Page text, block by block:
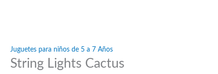
Juguetes para niños de 5 a 7 Años
String Lights Cactus